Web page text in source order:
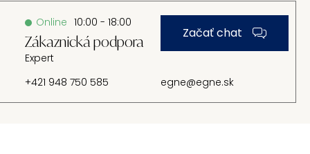
Online 10:00 - 18:00
Zákaznická podpora
Expert
Začať chat
+421 948 750 585 egne@egne.sk